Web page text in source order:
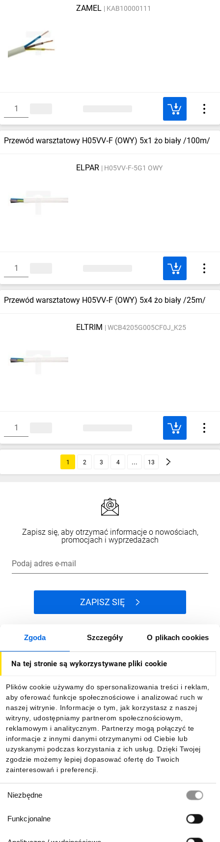
Zgoda Szczegóły O plikach cookies
Na tej stronie są wykorzystywane pliki cookie
Plików cookie używamy do spersonalizowania treści i reklam,
aby oferować funkcje społecznościowe i analizować ruch w
naszej witrynie. Informacje o tym, jak korzystasz z naszej
witryny, udostępniamy partnerom społecznościowym,
reklamowym i analitycznym. Partnerzy mogą połączyć te
informacje z innymi danymi otrzymanymi od Ciebie lub
uzyskanymi podczas korzystania z ich usług. Dzięki Twojej
zgodzie możemy lepiej dopasować ofertę do Twoich
zainteresowań i preferencji.
zgody
Niezbędne
Funkcjonalne
ZAMEL KAB10000111
Przewód warsztatowy H05VV‑F (OWY) 5x1 żo biały /100m/
ELPAR H05VV-F-5G1 OWY
Przewód warsztatowy H05VV‑F (OWY) 5x4 żo biały /25m/
ELTRIM WCB4205G005CF0J_K25
1 2 3 4 13
Zapisz się, aby otrzymać informacje o nowościach,
promocjach i wyprzedażach
Podaj adres e-mail
ZAPISZ SIĘ
Dla kupujących
Informacje
Pobierz naszą aplikację mobilną: